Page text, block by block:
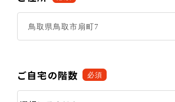
ご自宅の階数 必須